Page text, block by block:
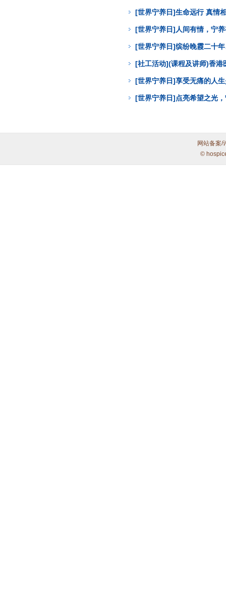
[世界宁养日]生命远行 真情
[世界宁养日]人间有情，宁
[世界宁养日]缤纷晚霞二十
[社工活动](课程及讲师)香
[世界宁养日]享受无痛的人
[世界宁养日]点亮希望之光
网站备案/
©